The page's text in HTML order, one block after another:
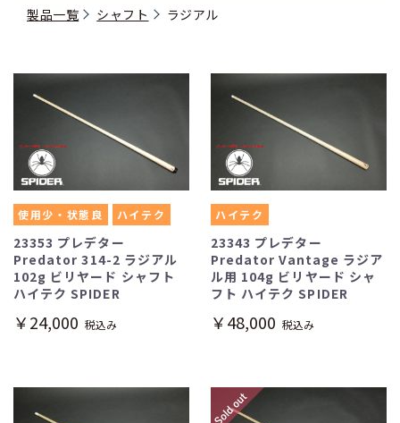
製品一覧 シャフト ラジアル
使用少・状態良 ハイテク
23353 プレデター
Predator 314-2 ラジアル
102g ビリヤード シャフト
ハイテク SPIDER
￥24,000 税込み
ハイテク
23343 プレデター
Predator Vantage ラジア
ル用 104g ビリヤード シャ
フト ハイテク SPIDER
￥48,000 税込み